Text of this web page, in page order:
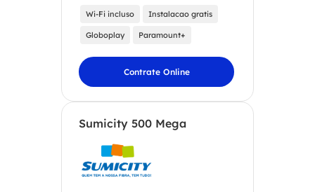
Wi-Fi incluso Instalacao gratis
Globoplay Paramount+
Contrate Online
Sumicity 500 Mega